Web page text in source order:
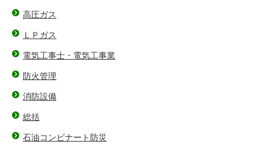
高圧ガス
ＬＰガス
電気工事士・電気工事業
防火管理
消防設備
総括
石油コンビナート防災